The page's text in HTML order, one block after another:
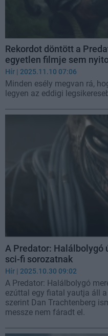
Rekordot döntött a
egyetlen filmje sem
Hír | 2025.11.10 07:06
Minden esély megvan rá,
legyen az eddigi
A Predator: Halálbolygó
sci-fi sorozatnak
Hír | 2025.10.30 09:02
A Predator: Halálbolygó
ezúttal egy fiatal yautja áll
szerint Dan Trachtenberg
messze nem fáradt el.